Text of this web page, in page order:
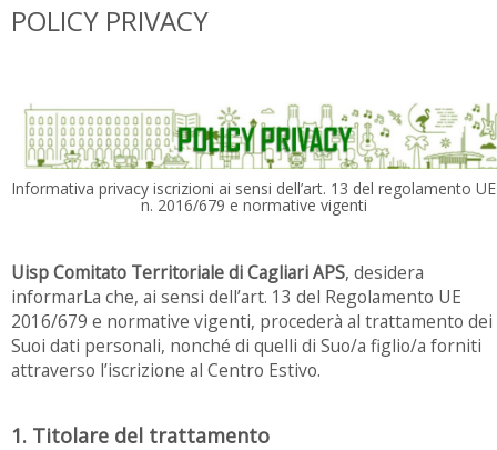
POLICY PRIVACY
Informativa privacy iscrizioni ai sensi dell’art. 13 del regolamento UE
n. 2016/679 e normative vigenti
Uisp Comitato Territoriale di Cagliari APS, desidera
informarLa che, ai sensi dell’art. 13 del Regolamento UE
2016/679 e normative vigenti, procederà al trattamento dei
Suoi dati personali, nonché di quelli di Suo/a figlio/a forniti
attraverso l’iscrizione al Centro Estivo.
1. Titolare del trattamento